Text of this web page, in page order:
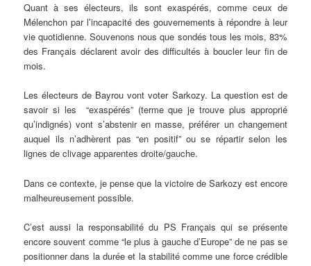
Quant à ses électeurs, ils sont exaspérés, comme ceux de
Mélenchon par l’incapacité des gouvernements à répondre à leur
vie quotidienne. Souvenons nous que sondés tous les mois, 83%
des Français déclarent avoir des difficultés à boucler leur fin de
mois.
Les électeurs de Bayrou vont voter Sarkozy. La question est de
savoir si les “exaspérés” (terme que je trouve plus approprié
qu’indignés) vont s’abstenir en masse, préférer un changement
auquel ils n’adhèrent pas “en positif” ou se répartir selon les
lignes de clivage apparentes droite/gauche.
Dans ce contexte, je pense que la victoire de Sarkozy est encore
malheureusement possible.
C’est aussi la responsabilité du PS Français qui se présente
encore souvent comme “le plus à gauche d’Europe” de ne pas se
positionner dans la durée et la stabilité comme une force crédible